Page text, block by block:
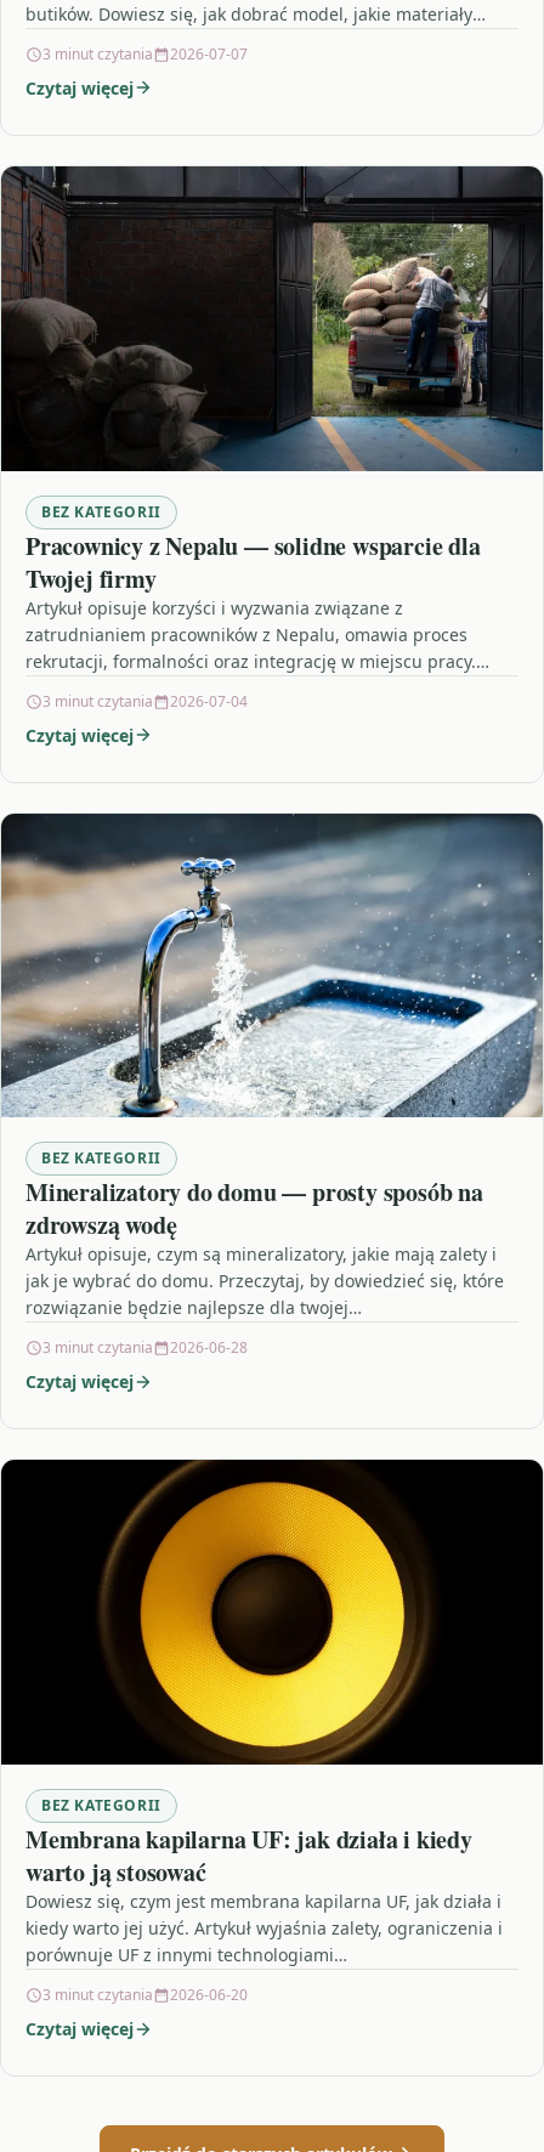
butików. Dowiesz się, jak dobrać model, jakie materiały
3 minut czytania 2026-07-07
Czytaj więcej
BEZ KATEGORII
Pracownicy z Nepalu — solidne wsparcie dla
Twojej firmy
Artykuł opisuje korzyści i wyzwania związane z
zatrudnianiem pracowników z Nepalu, omawia proces
rekrutacji, formalności oraz integrację w miejscu pracy.
3 minut czytania 2026-07-04
Czytaj więcej
BEZ KATEGORII
Mineralizatory do domu — prosty sposób na
zdrowszą wodę
Artykuł opisuje, czym są mineralizatory, jakie mają zalety i
jak je wybrać do domu. Przeczytaj, by dowiedzieć się, które
rozwiązanie będzie najlepsze dla twojej…
3 minut czytania 2026-06-28
Czytaj więcej
BEZ KATEGORII
Membrana kapilarna UF: jak działa i kiedy
warto ją stosować
Dowiesz się, czym jest membrana kapilarna UF, jak działa i
kiedy warto jej użyć. Artykuł wyjaśnia zalety, ograniczenia i
porównuje UF z innymi technologiami…
3 minut czytania 2026-06-20
Czytaj więcej